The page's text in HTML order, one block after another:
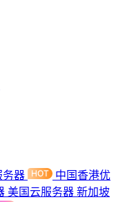
务器
中国香港优
美国云服务器 新加坡